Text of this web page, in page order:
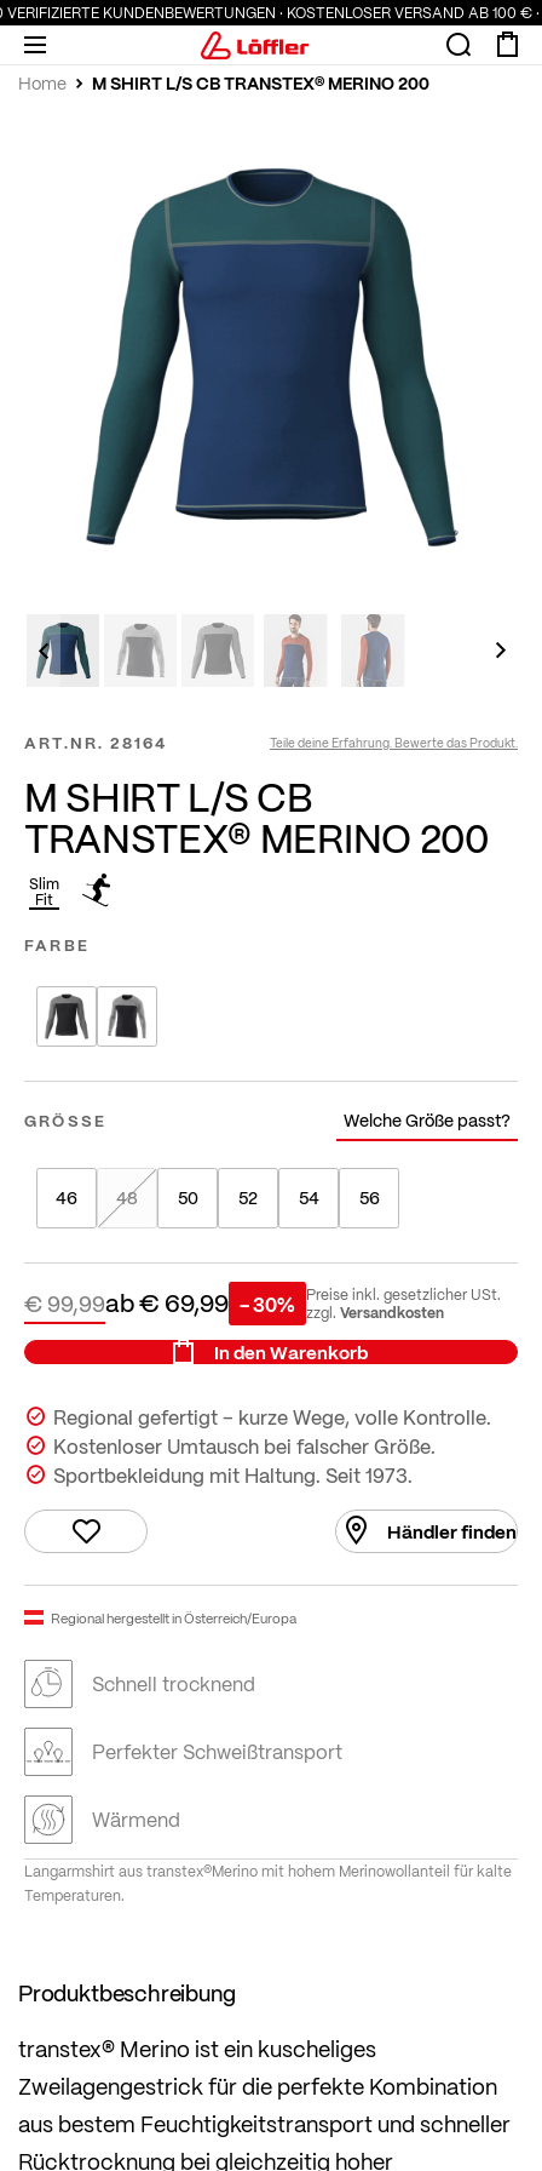
KUNDENBEWERTUNGEN · KOSTENLOSER VERSAND AB 100 € ·
Home M SHIRT L/S CB TRANSTEX® MERINO 200
ART.NR. 28164 Teile deine Erfahrung. Bewerte das Produkt.
M SHIRT L/S CB
TRANSTEX® MERINO 200
Slim
Fit
FARBE
GRÖSSE Welche Größe passt?
46 48 50 52 54 56
ab€ 69,99
€ 99,99 - 30% Preise inkl. gesetzlicher USt.
zzgl. Versandkosten
In den Warenkorb
Regional gefertigt – kurze Wege, volle Kontrolle.
Kostenloser Umtausch bei falscher Größe.
Sportbekleidung mit Haltung. Seit 1973.
Händler finden
Regional hergestellt in Österreich/Europa
Schnell trocknend
Perfekter Schweißtransport
Wärmend
Langarmshirt aus transtex®Merino mit hohem Merinowollanteil für kalte
Temperaturen.
Produktbeschreibung
transtex® Merino ist ein kuscheliges
Zweilagengestrick für die perfekte Kombination
aus bestem Feuchtigkeitstransport und schneller
Rücktrocknung bei gleichzeitig hoher